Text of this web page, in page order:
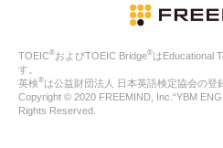
法令に基づく場合
人の生命、身体または財産の
公衆衛生の向上または児童の
合
特定した利用目的の達成に必要
TOEIC®およびTOEIC Bridge®はEducational
す。
英検®は公益財団法人 日本英語検定協会の登
Copyright © 2020 FREEMIND, Inc.“YBM
Rights Reserved.